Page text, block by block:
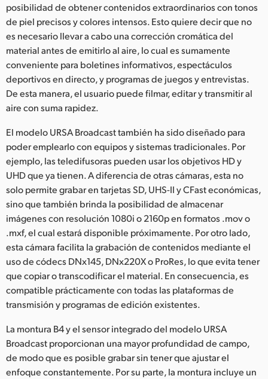
Singapore
South Africa
España
Sweden
Chinese Taipei
Turkey
UAE
Ukraine
United Kingdom
United States
posibilidad de obtener contenidos extraordinarios con tonos
de piel precisos y colores intensos. Esto quiere decir que no
es necesario llevar a cabo una corrección cromática del
material antes de emitirlo al aire, lo cual es sumamente
conveniente para boletines informativos, espectáculos
deportivos en directo, y programas de juegos y entrevistas.
De esta manera, el usuario puede filmar, editar y transmitir al
aire con suma rapidez.
El modelo URSA Broadcast también ha sido diseñado para
poder emplearlo con equipos y sistemas tradicionales. Por
ejemplo, las teledifusoras pueden usar los objetivos HD y
UHD que ya tienen. A diferencia de otras cámaras, esta no
solo permite grabar en tarjetas SD, UHS-II y CFast económicas,
sino que también brinda la posibilidad de almacenar
imágenes con resolución 1080i o 2160p en formatos .mov o
.mxf, el cual estará disponible próximamente. Por otro lado,
esta cámara facilita la grabación de contenidos mediante el
uso de códecs DNx145, DNx220X o ProRes, lo que evita tener
que copiar o transcodificar el material. En consecuencia, es
compatible prácticamente con todas las plataformas de
transmisión y programas de edición existentes.
La montura B4 y el sensor integrado del modelo URSA
Broadcast proporcionan una mayor profundidad de campo,
de modo que es posible grabar sin tener que ajustar el
enfoque constantemente. Por su parte, la montura incluye un